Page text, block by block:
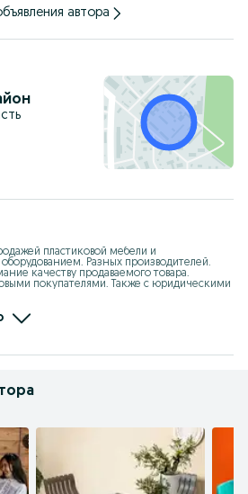
автора
пластиковой мебели и
Разных производителей.
качеству продаваемого товара.
покупателями. Также с юридическими
( Турция).  Также официальным партнёром